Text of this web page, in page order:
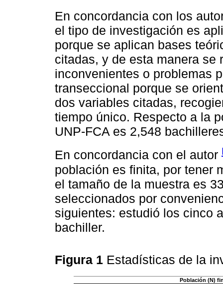
En concordancia con los
el tipo de investigación es
porque se aplican bases
citadas, y de esta manera se
inconvenientes o problemas
transeccional porque se
dos variables citadas,
tiempo único. Respecto a la
UNP-FCA es 2,548
En concordancia con el autor
población es finita, por tener
el tamaño de la muestra es
seleccionados por
siguientes: estudió los cinco
bachiller.
Figura 1 Estadísticas de la
Población (N)